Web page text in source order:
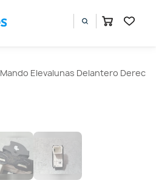
Mando Elevalunas Delantero Derecho